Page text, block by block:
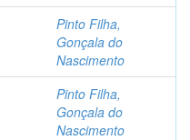
Pinto Filha,
Gonçala do
Nascimento
Pinto Filha,
Gonçala do
Nascimento